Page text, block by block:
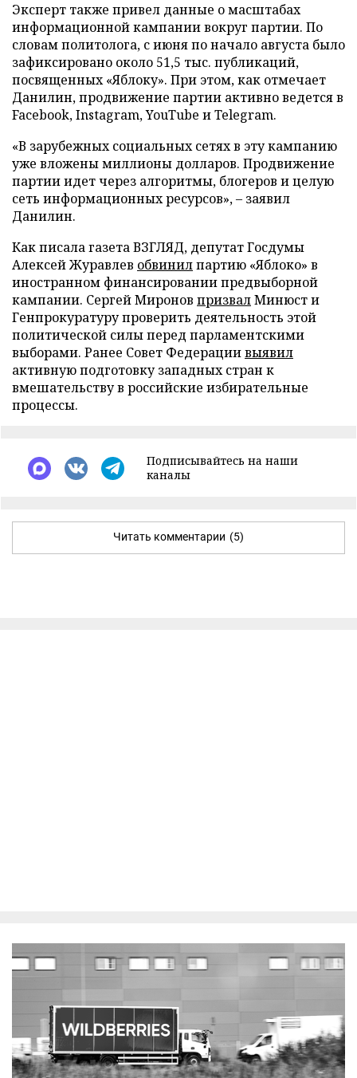
Эксперт также привел данные о масштабах
информационной кампании вокруг партии. По
словам политолога, с июня по начало августа было
зафиксировано около 51,5 тыс. публикаций,
посвященных «Яблоку». При этом, как отмечает
Данилин, продвижение партии активно ведется в
Facebook, Instagram, YouTube и Telegram.
«В зарубежных социальных сетях в эту кампанию
уже вложены миллионы долларов. Продвижение
партии идет через алгоритмы, блогеров и целую
сеть информационных ресурсов», – заявил
Данилин.
Как писала газета ВЗГЛЯД, депутат Госдумы
Алексей Журавлев обвинилпартию «Яблоко» в
иностранном финансировании предвыборной
кампании. Сергей Миронов призвалМинюст и
Генпрокуратуру проверить деятельность этой
политической силы перед парламентскими
выборами. Ранее Совет Федерациивыявил
активную подготовку западных стран к
вмешательству в российские избирательные
процессы.
Подписывайтесь на наши
каналы
Читать комментарии (5)